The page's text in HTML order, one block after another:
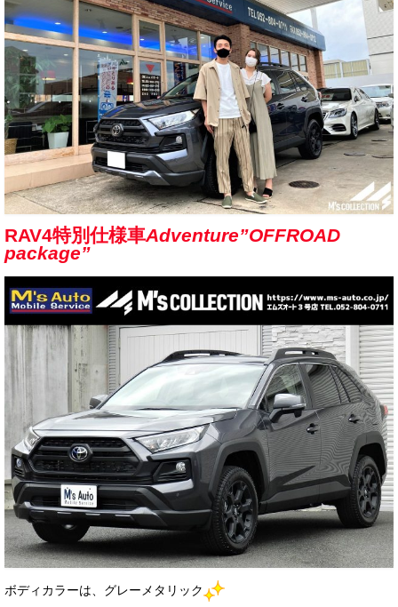
スタッフ紹介
ブログ
イベント
ニュース
スタッフブログ
お客様の声
お問い合わせ
メールフォーム
電話はこちら
RAV4特別仕様車Adventure”OFFROAD
package”
ボディカラーは、グレーメタリック